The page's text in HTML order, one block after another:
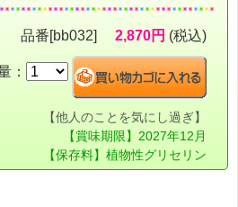
品番[bb032] 2,870円 (税込)
：
【他人のことを気にし過ぎ】
【賞味期限】2027年12月
【保存料】植物性グリセリン